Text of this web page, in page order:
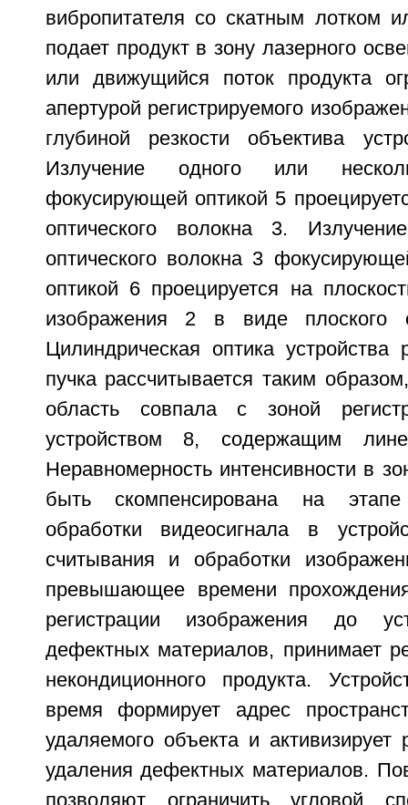
вибропитателя со скатным лотком
подает продукт в зону лазерного
или движущийся поток продукта
апертурой регистрируемого
глубиной резкости объектива
Излучение одного или
фокусирующей оптикой 5
оптического волокна 3.
оптического волокна 3
оптикой 6 проецируется на
изображения 2 в виде плоского
Цилиндрическая оптика устройства
пучка рассчитывается таким
область совпала с зоной
устройством 8, содержащим
Неравномерность интенсивности в
быть скомпенсирована на
обработки видеосигнала в
считывания и обработки
превышающее времени
регистрации изображения до
дефектных материалов, принимает
некондиционного продукта.
время формирует адрес
удаляемого объекта и активизирует
удаления дефектных материалов.
позволяют ограничить угловой